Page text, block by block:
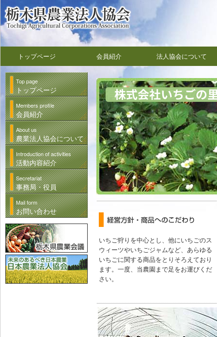
トップページ 会員紹介 法人協会について
Top page
トップページ
Members profile
会員紹介
About us
農業法人協会について
Introduction of activities
活動内容紹介
Secretariat
事務局・役員
Mail form
お問い合わせ
いちご狩りを中心とし、他にいちごのス
ウィーツやいちごジャムなど、あらゆる
いちごに関する商品をとりそろえており
ます。一度、当農園まで足をお運びくだ
さい。